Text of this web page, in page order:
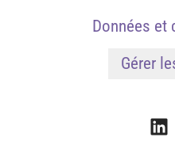
Données et
Gérer